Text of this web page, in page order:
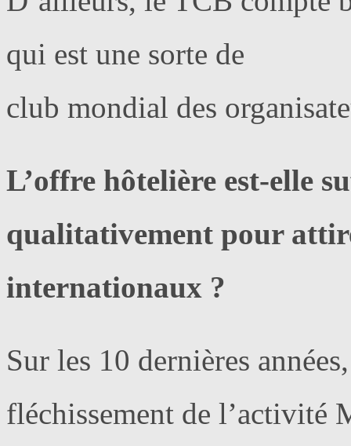
qui est une sorte de
club mondial des
L’offre hôtelière est-elle
qualitativement pour
internationaux ?
Sur les 10 dernières
fléchissement de l’activité